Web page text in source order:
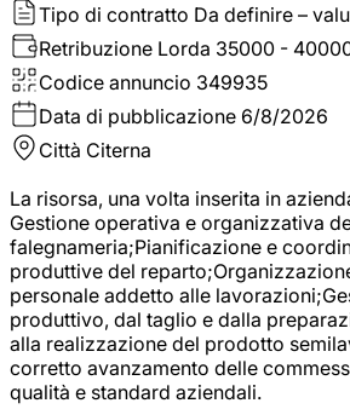
Tipo di contratto Da definire –
Retribuzione Lorda 35000 -
Codice annuncio 349935
Data di pubblicazione 6/8/2026
Città Citerna
La risorsa, una volta inserita in
Gestione operativa e organizzativa
falegnameria;Pianificazione e
produttive del
personale addetto alle
produttivo, dal taglio e dalla
alla realizzazione del prodotto
corretto avanzamento delle
qualità e standard aziendali.